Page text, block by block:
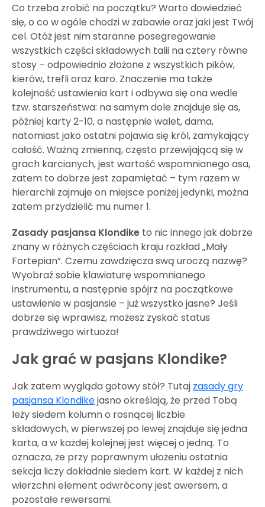
Co trzeba zrobić na początku? Warto dowiedzieć
się, o co w ogóle chodzi w zabawie oraz jaki jest Twój
cel. Otóż jest nim staranne posegregowanie
wszystkich części składowych talii na cztery równe
stosy – odpowiednio złożone z wszystkich pików,
kierów, trefli oraz karo. Znaczenie ma także
kolejność ustawienia kart i odbywa się ona wedle
tzw. starszeństwa: na samym dole znajduje się as,
później karty 2-10, a następnie walet, dama,
natomiast jako ostatni pojawia się król, zamykający
całość. Ważną zmienną, często przewijającą się w
grach karcianych, jest wartość wspomnianego asa,
zatem to dobrze jest zapamiętać – tym razem w
hierarchii zajmuje on miejsce poniżej jedynki, można
zatem przydzielić mu numer 1.
Zasady pasjansa Klondike to nic innego jak dobrze
znany w różnych częściach kraju rozkład „Mały
Fortepian”. Czemu zawdzięcza swą uroczą nazwę?
Wyobraź sobie klawiaturę wspomnianego
instrumentu, a następnie spójrz na początkowe
ustawienie w pasjansie – już wszystko jasne? Jeśli
dobrze się wprawisz, możesz zyskać status
prawdziwego wirtuoza!
Jak grać w pasjans Klondike?
Jak zatem wygląda gotowy stół? Tutaj zasady gry
pasjansa Klondikejasno określają, że przed Tobą
leży siedem kolumn o rosnącej liczbie
składowych, w pierwszej po lewej znajduje się jedna
karta, a w każdej kolejnej jest więcej o jedną. To
oznacza, że przy poprawnym ułożeniu ostatnia
sekcja liczy dokładnie siedem kart. W każdej z nich
wierzchni element odwrócony jest awersem, a
pozostałe rewersami.